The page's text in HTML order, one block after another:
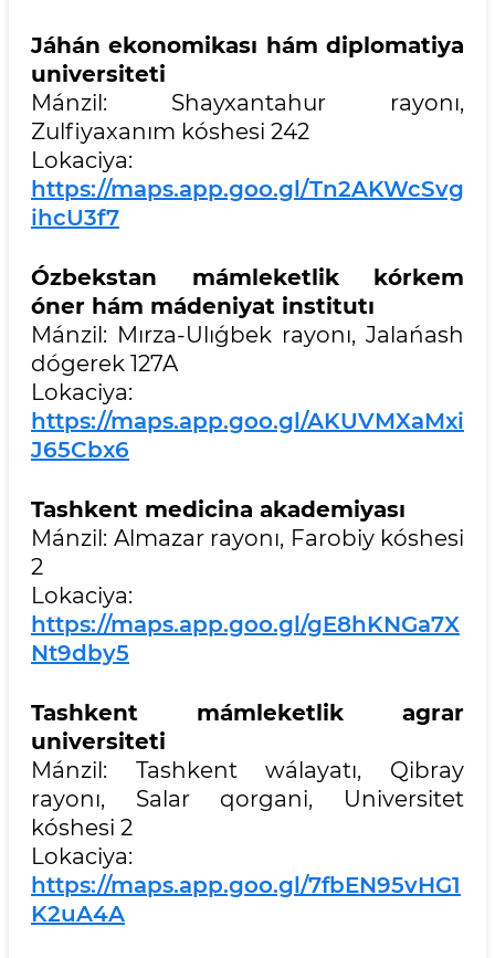
Jáhán ekonomikası hám diplomatiya
universiteti
Mánzil: Shayxantahur rayonı,
Zulfiyaxanım kóshesi 242
Lokaciya:
https://maps.app.goo.gl/Tn2AKWcSvg
ihcU3f7
Ózbekstan mámleketlik kórkem
óner hám mádeniyat institutı
Mánzil: Mırza-Ulıǵbek rayonı, Jalańash
dógerek 127A
Lokaciya:
https://maps.app.goo.gl/AKUVMXaMxi
J65Cbx6
Tashkent medicina akademiyası
Mánzil: Almazar rayonı, Farobiy kóshesi
2
Lokaciya:
https://maps.app.goo.gl/gE8hKNGa7X
Nt9dby5
Tashkent mámleketlik agrar
universiteti
Mánzil: Tashkent wálayatı, Qibray
rayonı, Salar qorgani, Universitet
kóshesi 2
Lokaciya:
https://maps.app.goo.gl/7fbEN95vHG1
K2uA4A